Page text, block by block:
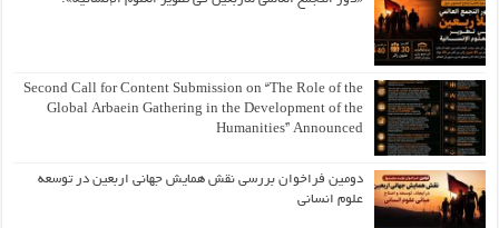
Second Call for Content Submission on “The Role of the
Global Arbaein Gathering in the Development of the
Humanities” Announced
دومین فراخوان بررسی نقش همایش جهانی اربعین در توسعه
علوم انسانی